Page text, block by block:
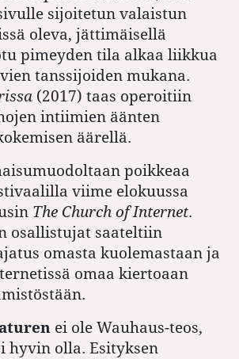
sijoitetun valaistun
oleva, jättimäisellä
pimeyden tila alkaa liikkua
tanssijoiden mukana.
(2017) taas operoitiin
intiimien äänten
äärellä.
poikkeaa
viime elokuussa
The Church of Internet.
osallistujat saateltiin
omasta kuolemastaan ja
omaa kiertoaan
ei ole Wauhaus-­teos,
hyvin olla. Esityksen